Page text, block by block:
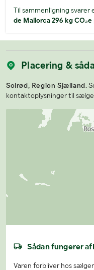
Til sammenligning svarer
de Mallorca 296 kg CO₂e
Placering &
Solrød, Region Sjælland.
kontaktoplysninger til
Sådan fungerer
Varen forbliver hos